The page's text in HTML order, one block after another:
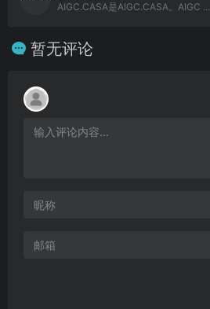
AIGC.CASA是AIGC.CASA。AIGC ...
暂无评论